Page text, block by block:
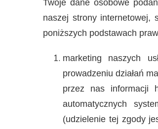
Twoje dane osobowe
naszej strony internetowej,
poniższych podstawach
marketing naszych
prowadzeniu działań
przez nas informacji
automatycznych
(udzielenie tej zgody